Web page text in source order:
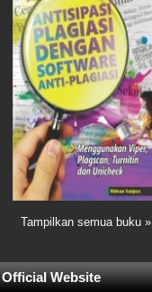
Tampilkan semua buku »
Official Website